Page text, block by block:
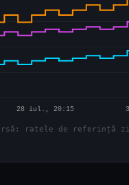
ratele de referință